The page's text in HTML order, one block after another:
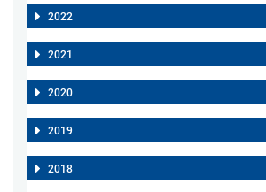
2022
2021
2020
2019
2018